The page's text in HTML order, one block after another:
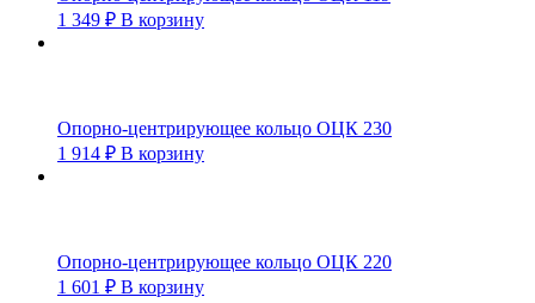
1 349 ₽ В корзину
Опорно-центрирующее кольцо ОЦК 230
1 914 ₽ В корзину
Опорно-центрирующее кольцо ОЦК 220
1 601 ₽ В корзину